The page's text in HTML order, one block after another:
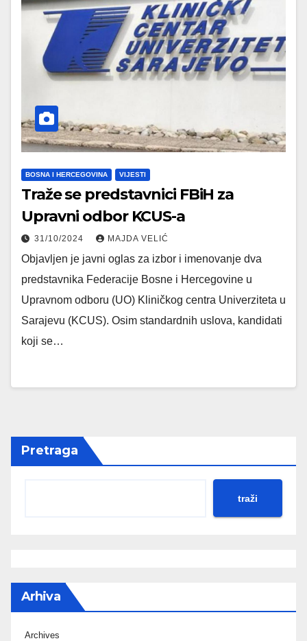
BOSNA I HERCEGOVINA VIJESTI
Traže se predstavnici FBiH za
Upravni odbor KCUS-a
31/10/2024 MAJDA VELIĆ
Objavljen je javni oglas za izbor i imenovanje dva
predstavnika Federacije Bosne i Hercegovine u
Upravnom odboru (UO) Kliničkog centra Univerziteta u
Sarajevu (KCUS). Osim standardnih uslova, kandidati
koji se…
Pretraga
traži
Arhiva
Archives